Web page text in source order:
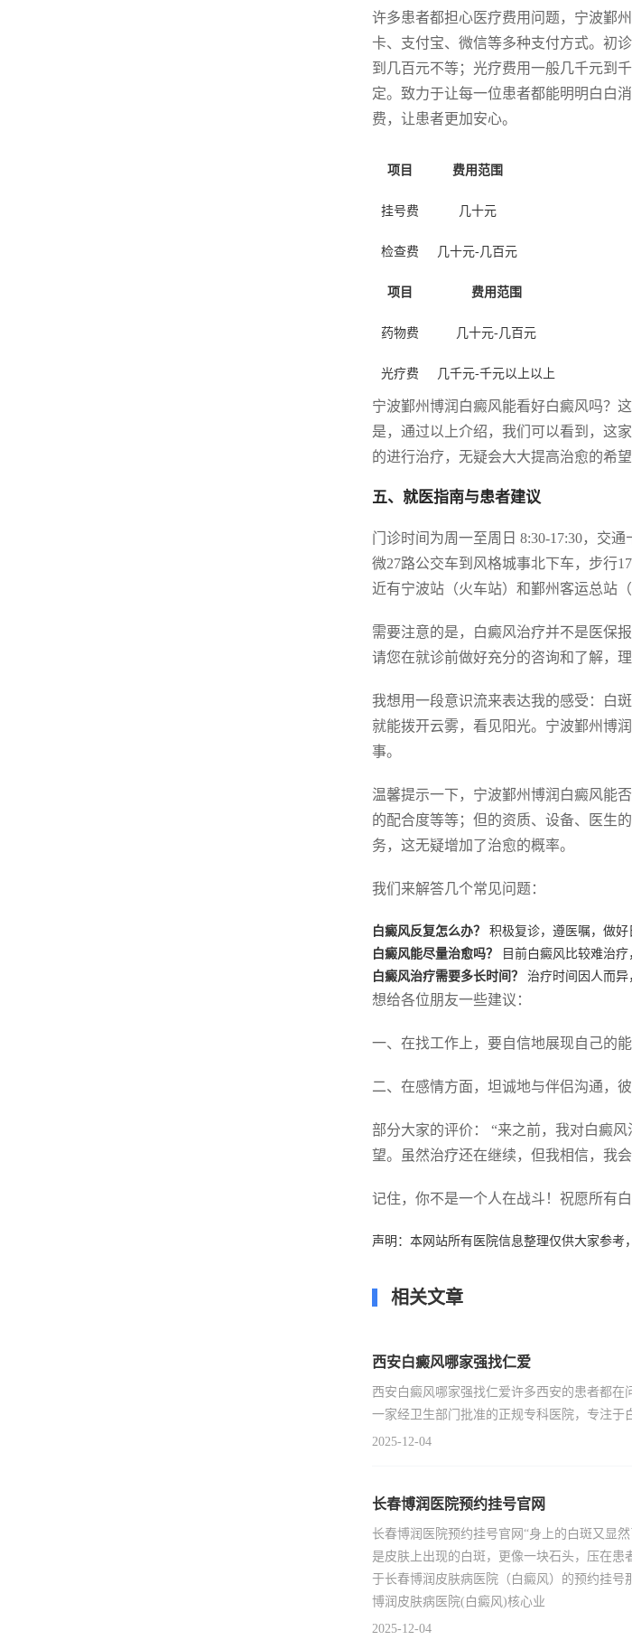
许多患者都担心医疗费用问题，宁波鄞
卡、支付宝、微信等多种支付方式。初
到几百元不等；光疗费用一般几千元到
定。致力于让每一位患者都能明明白白
费，让患者更加安心。
项目 费用范围
挂号费 几十元
检查费 几十元-几百元
项目 费用范围
药物费 几十元-几百元
光疗费 几千元-千元以上以上
宁波鄞州博润白癜风能看好白癜风吗？
是，通过以上介绍，我们可以看到，这
的进行治疗，无疑会大大提高治愈的希望
五、就医指南与患者建议
门诊时间为周一至周日 8:30-17:30，交通
微27路公交车到风格城事北下车，步行
近有宁波站（火车站）和鄞州客运总站（
需要注意的是，白癜风治疗并不是医保
请您在就诊前做好充分的咨询和了解，
我想用一段意识流来表达我的感受：白
就能拨开云雾，看见阳光。宁波鄞州博
事。
温馨提示一下，宁波鄞州博润白癜风能
的配合度等等；但的资质、设备、医生
务，这无疑增加了治愈的概率。
我们来解答几个常见问题：
白癜风反复怎么办？
积极复诊，遵医嘱，做好
白癜风能尽量治愈吗？
目前白癜风比较难治
白癜风治疗需要多长时间？
治疗时间因人而异
想给各位朋友一些建议：
一、在找工作上，要自信地展现自己的
二、在感情方面，坦诚地与伴侣沟通，
部分大家的评价： “来之前，我对白癜
望。虽然治疗还在继续，但我相信，我
记住，你不是一个人在战斗！祝愿所有
声明：本网站所有医院信息整理仅供大家参考
相关文章
西安白癜风哪家强找仁爱
西安白癜风哪家强找仁爱许多西安的患者都
一家经卫生部门批准的正规专科医院，专注于
2025-12-04
长春博润医院预约挂号官网
长春博润医院预约挂号官网“身上的白斑又显
是皮肤上出现的白斑，更像一块石头，压在
于长春博润皮肤病医院（白癜风）的预约挂
博润皮肤病医院(白癜风)核心业
2025-12-04